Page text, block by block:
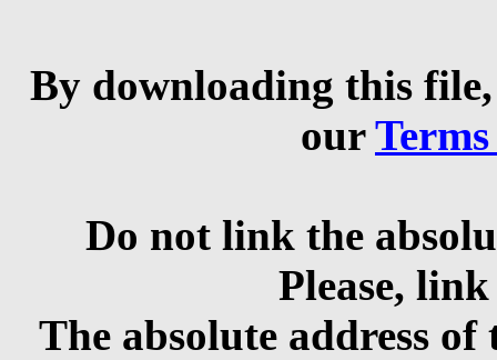
By downloading this
our
Do not link the
Please,
The absolute address